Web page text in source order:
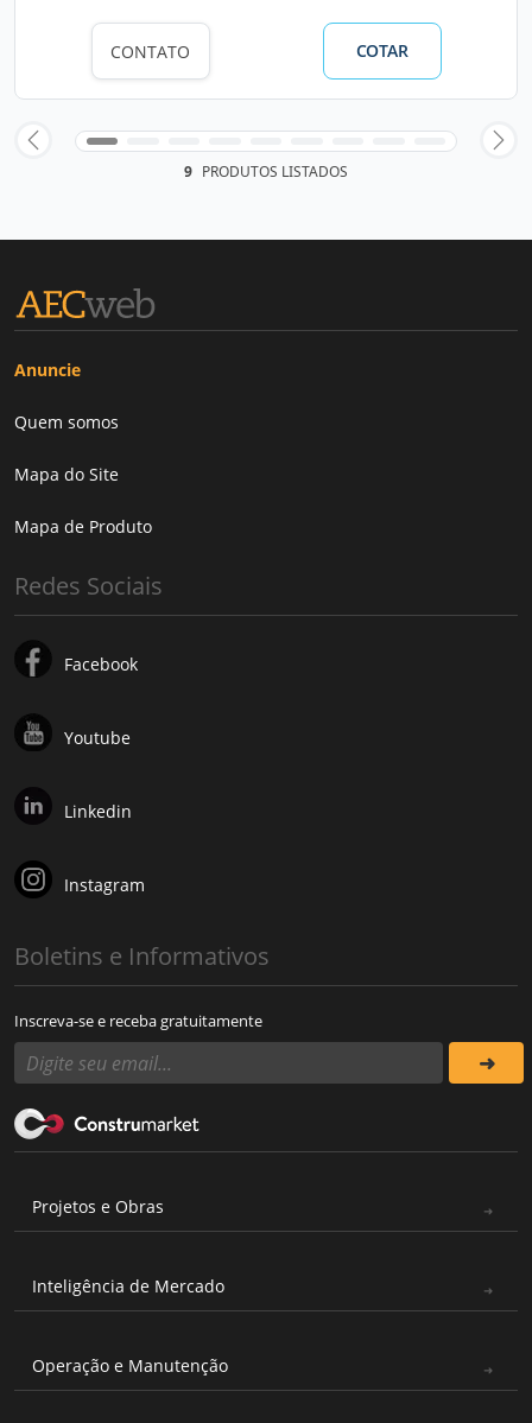
CONTATO COTAR
9 PRODUTOS LISTADOS
Anuncie
Quem somos
Mapa do Site
Mapa de Produto
Redes Sociais
Facebook
Youtube
Linkedin
Instagram
Boletins e Informativos
Inscreva-se e receba gratuitamente
Projetos e Obras
Inteligência de Mercado
Operação e Manutenção